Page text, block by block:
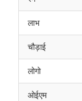
लाभ
चौड़ाई
लोगो
ओईएम